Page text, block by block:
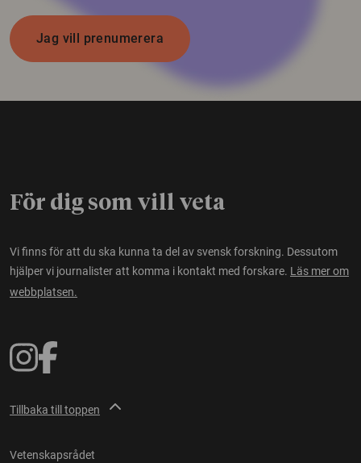
Jag vill prenumerera
För dig som vill veta
Vi finns för att du ska kunna ta del av svensk forskning. Dessutom
hjälper vi journalister att komma i kontakt med forskare. Läs mer om
webbplatsen.
Tillbaka till toppen
Vetenskapsrådet